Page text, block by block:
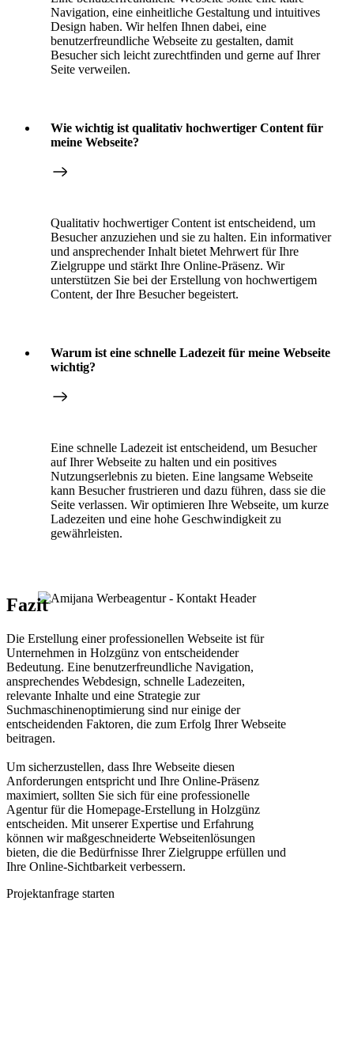
Navigation, eine einheitliche Gestaltung und intuitives
Design haben. Wir helfen Ihnen dabei, eine
benutzerfreundliche Webseite zu gestalten, damit
Besucher sich leicht zurechtfinden und gerne auf Ihrer
Seite verweilen.
Wie wichtig ist qualitativ hochwertiger Content für
meine Webseite?
Qualitativ hochwertiger Content ist entscheidend, um
Besucher anzuziehen und sie zu halten. Ein informativer
und ansprechender Inhalt bietet Mehrwert für Ihre
Zielgruppe und stärkt Ihre Online-Präsenz. Wir
unterstützen Sie bei der Erstellung von hochwertigem
Content, der Ihre Besucher begeistert.
Warum ist eine schnelle Ladezeit für meine Webseite
wichtig?
Eine schnelle Ladezeit ist entscheidend, um Besucher
auf Ihrer Webseite zu halten und ein positives
Nutzungserlebnis zu bieten. Eine langsame Webseite
kann Besucher frustrieren und dazu führen, dass sie die
Seite verlassen. Wir optimieren Ihre Webseite, um kurze
Ladezeiten und eine hohe Geschwindigkeit zu
gewährleisten.
Fazit
Die Erstellung einer professionellen Webseite ist für
Unternehmen in Holzgünz von entscheidender
Bedeutung. Eine benutzerfreundliche Navigation,
ansprechendes Webdesign, schnelle Ladezeiten,
relevante Inhalte und eine Strategie zur
Suchmaschinenoptimierung sind nur einige der
entscheidenden Faktoren, die zum Erfolg Ihrer Webseite
beitragen.
Um sicherzustellen, dass Ihre Webseite diesen
Anforderungen entspricht und Ihre Online-Präsenz
maximiert, sollten Sie sich für eine professionelle
Agentur für die Homepage-Erstellung in Holzgünz
entscheiden. Mit unserer Expertise und Erfahrung
können wir maßgeschneiderte Webseitenlösungen
bieten, die die Bedürfnisse Ihrer Zielgruppe erfüllen und
Ihre Online-Sichtbarkeit verbessern.
Projektanfrage starten